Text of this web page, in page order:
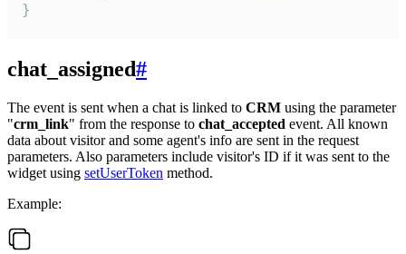
}
chat_assigned#
The event is sent when a chat is linked to CRM using the parameter
"crm_link" from the response to chat_accepted event. All known
data about visitor and some agent's info are sent in the request
parameters. Also parameters include visitor's ID if it was sent to the
widget using setUserToken method.
Example: